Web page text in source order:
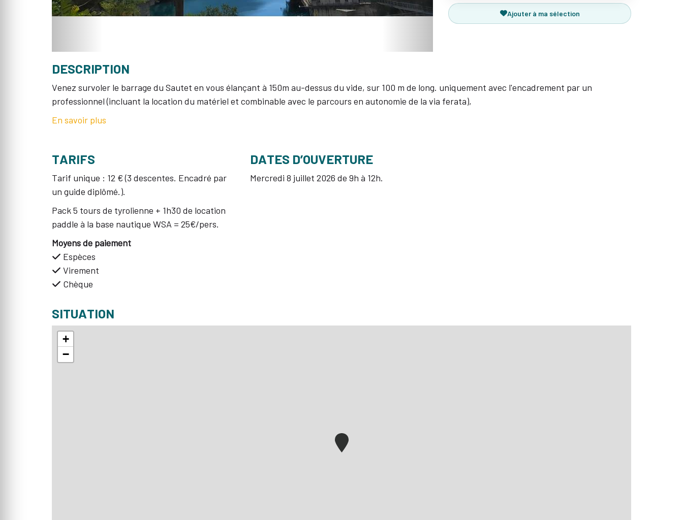
Ajouter à ma sélection
DESCRIPTION
Venez survoler le barrage du Sautet en vous élançant à 150m au-dessus du vide, sur 100 m de long. uniquement avec l'encadrement par un
professionnel (incluant la location du matériel et combinable avec le parcours en autonomie de la via ferata),
En savoir plus
TARIFS
Tarif unique : 12 € (3 descentes. Encadré par
un guide diplômé.).
Pack 5 tours de tyrolienne + 1h30 de location
paddle à la base nautique WSA = 25€/pers.
Moyens de paiement
Espèces
Virement
Chèque
DATES D’OUVERTURE
Mercredi 8 juillet 2026 de 9h à 12h.
SITUATION
+
−